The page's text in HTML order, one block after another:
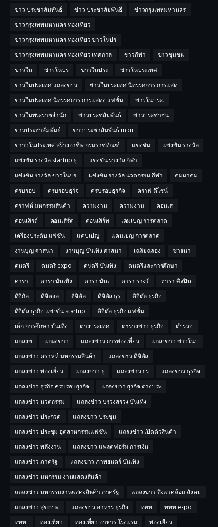
ข่าว ประชาสัมพันธ์
ข่าว ประชาสัมพันธื
ข่าวกรุงเทพมหานคร
ข่าวกรุงเทพมหานคร ท่องเที่ยว
ข่าวกรุงเทพมหานคร ท่องเที่ยว ข่าวในปร
ข่าวกรุงเทพมหานคร ท่องเที่ยว เทศกาล
ข่าวกีฬา
ข่าวชุมชน
ข่าวใน
ข่าวในปร ข่าวในประ
ข่าวในประเทศ
ข่าวในประเทศ แถลงข่าว
ข่าวในประเทศ นิทรรศการ การแสด
ข่าวในประเทศ นิทรรศการ การแสดง แฟชั่น
ข่าวในประเ
ข่าวในพระราชสำนัก
ข่าวประช่สัมพันธ์
ข่าวประชาชน
ข่าวประชาสัมพันธ์
ข่าวประชาสัมพันธ์ mou
ขาาวในประเทศ สร้างอาชีพ กรมราชทัณฑ์
แข่งขัน
แข่งขัน รางวัล
แข่งขัน รางวัล startup ธุ
แข่งขัน รางวัล กีฬา
แข่งขัน รางวัล ข่าวในปร
แข่งขัน รางวัล นวตกรรม กีฬา
คมนาคม
ครบรอบ
ครบรอบธุกิจ ครบรอบธุรกิจ
คราฟ ดีไซน์
คราฟห์ มหกรรมสินค้า
ความงาม คว่ามงาม
คอนเส
คอนเสิรต์
คอนเสิร์ต คอนเสิร์ท
เคมเปญ การตลาด
เครื่องประดับ แฟชั่น
แคปเปญ
แคมเปญ การตลาด
งานบุญ ศาสนา
งานบุญ บันเทิง ศาสนา เฉลิมฉลอง
ซาสนา
ดนตรี
ดนตรี expo ดนตรี บันเทิง
ดนตรีและการศึกษา
ดารา
ดารา บันเทิง ดารา บันเ ดารา รางวั
ดารา ศิลปิน
ดิจิกัล
ดิจิตอล ดิจิตัล ดิจิตัล ธุร
ดิจิตัล ธุรกิจ
ดิจิตัล ธุรกิจ แข่งขัน startup
ดิจิตัล ธุรกิจ แฟชั่น
เด็ก การศึกษา บันเทิง
ต่างประเทศ ตารางข่าว ธุรกิจ
ตำรวจ
แถลงข
แถลงข่าว แถลงข่าว การท่องเที่ยว
แถลงข่าว ข่าวในป
แถลงข่าว คราฟห์ มหกรรมสินค้า
แถลงข่าว ดิจิตัล
แถลงข่าว ท่องเที่ยว
แถลงข่าว ธุ แถลงข่าว ธุร
แถลงข่าว ธุรกิจ
แถลงข่าว ธุรกิจ ครบรอบธุรกิจ
แถลงข่าว ธุรกิจ ต่างประ
แถลงข่าว นวตกรรม
แถลงข่าว บรวงสรวง บันเทิง
แถลงข่าว ประกวด
แถลงข่าว ประชุม
แถลงข่าว ประชุม อุตสาหกรรมแฟชั่น
แถลงข่าว เปิดตัวสินค้า
แถลงข่าว พลังงาน
แถลงข่าว แพลตฟอร์ม การเงิน
แถลงข่าว ภาครัฐ
แถลงข่าว ภาพยนตร์ บันเทิง
แถลงข่าว มหกรรม งานแสดงสินค้า
แถลงข่าว มหกรรมงานแสดงสินค้า ภาครัฐ
แถลงข่าว สิ่งแวดล้อม สังคม
แถลงข่าว สุขภาพ
แถลงข่าว อาหาร ธุรกิจ ททท
ททท expo
ททท.
ท่องเที่ยว ท่องเที่ยว อาหาร โรงแรม
ท่องเทื่ยว